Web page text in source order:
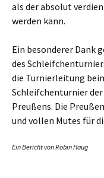
als der absolut
werden kann.
Ein besonderer Dank
des
die Turnierleitung
Schleifchenturnier
Preußens. Die
und vollen Mutes für
Ein Bericht von Robin Haug